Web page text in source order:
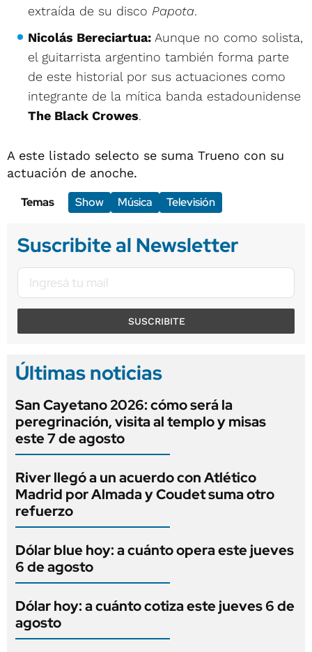
extraída de su disco Papota.
Nicolás Bereciartua: Aunque no como solista,
el guitarrista argentino también forma parte
de este historial por sus actuaciones como
integrante de la mítica banda estadounidense
The Black Crowes.
A este listado selecto se suma Trueno con su
actuación de anoche.
Temas
Show Música Televisión
Suscribite al Newsletter
SUSCRIBITE
Últimas noticias
San Cayetano 2026: cómo será la
peregrinación, visita al templo y misas
este 7 de agosto
River llegó a un acuerdo con Atlético
Madrid por Almada y Coudet suma otro
refuerzo
Dólar blue hoy: a cuánto opera este jueves
6 de agosto
Dólar hoy: a cuánto cotiza este jueves 6 de
agosto